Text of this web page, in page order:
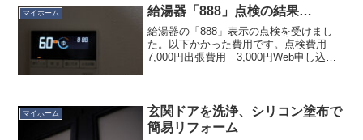
（３畳）の温度、湿度を継続的に測った
ら、ほとんど空気が動いてい...
マイホーム 給湯器「888」点検の結果…
給湯器の「888」表示の点検を受けまし
た。以下かかった費用です。点検費用
7,000円出張費用 3,000円Web申し込み
マイホーム
玄関ドアを洗浄、シリコン塗布で
簡易リフォーム